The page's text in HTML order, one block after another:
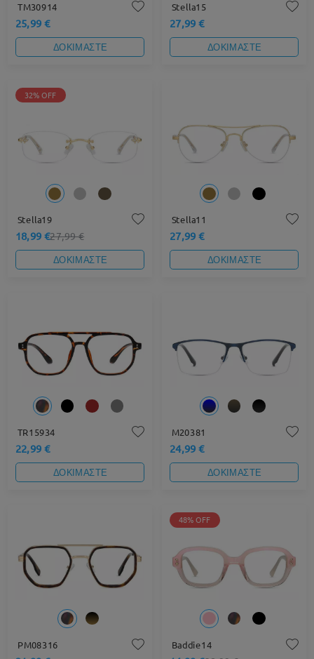
TM30914
25,99 €
ΔΟΚΙΜΑΣΤΕ
Stella15
27,99 €
ΔΟΚΙΜΑΣΤΕ
32% OFF
Stella19
18,99 €27,99 €
ΔΟΚΙΜΑΣΤΕ
Stella11
27,99 €
ΔΟΚΙΜΑΣΤΕ
TR15934
22,99 €
ΔΟΚΙΜΑΣΤΕ
M20381
24,99 €
ΔΟΚΙΜΑΣΤΕ
PM08316
48% OFF
Baddie14